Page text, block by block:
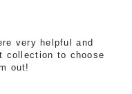
very helpful and
collection to choose
out!